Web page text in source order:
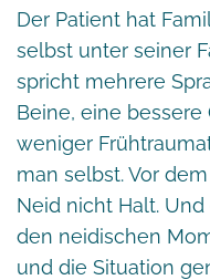
Der Patient hat
selbst unter seiner
spricht mehrere
Beine, eine bessere
weniger
man selbst. Vor
Neid nicht Halt.
den neidischen
und die Situation